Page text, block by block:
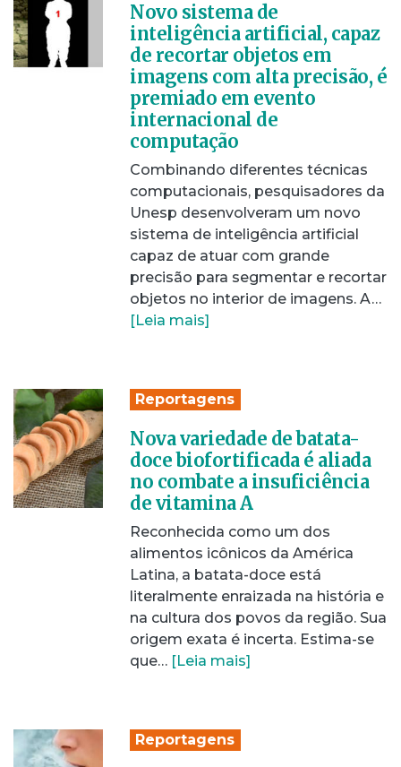
Novo sistema de
inteligência artificial, capaz
de recortar objetos em
imagens com alta precisão, é
premiado em evento
internacional de
computação
Combinando diferentes técnicas
computacionais, pesquisadores da
Unesp desenvolveram um novo
sistema de inteligência artificial
capaz de atuar com grande
precisão para segmentar e recortar
objetos no interior de imagens. A…
[Leia mais]
Reportagens
Nova variedade de batata-
doce biofortificada é aliada
no combate a insuficiência
de vitamina A
Reconhecida como um dos
alimentos icônicos da América
Latina, a batata-doce está
literalmente enraizada na história e
na cultura dos povos da região. Sua
origem exata é incerta. Estima-se
que… [Leia mais]
Reportagens